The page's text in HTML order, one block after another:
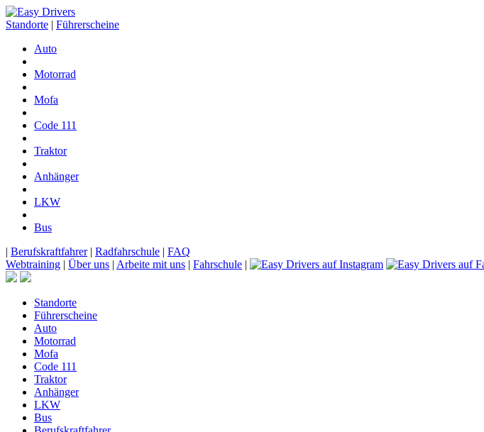
Standorte | Führerscheine
Auto
Motorrad
Mofa
Code 111
Traktor
Anhänger
LKW
Bus
| Berufskraftfahrer| Radfahrschule | FAQ
Webtraining | Über uns | Arbeite mit uns | Fahrschule |
Standorte
Führerscheine
Auto
Motorrad
Mofa
Code 111
Traktor
Anhänger
LKW
Bus